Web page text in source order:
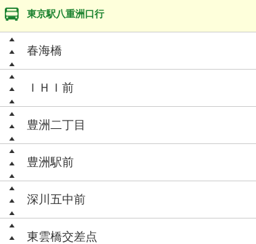
東京駅八重洲口行
春海橋
ＩＨＩ前
豊洲二丁目
豊洲駅前
深川五中前
東雲橋交差点